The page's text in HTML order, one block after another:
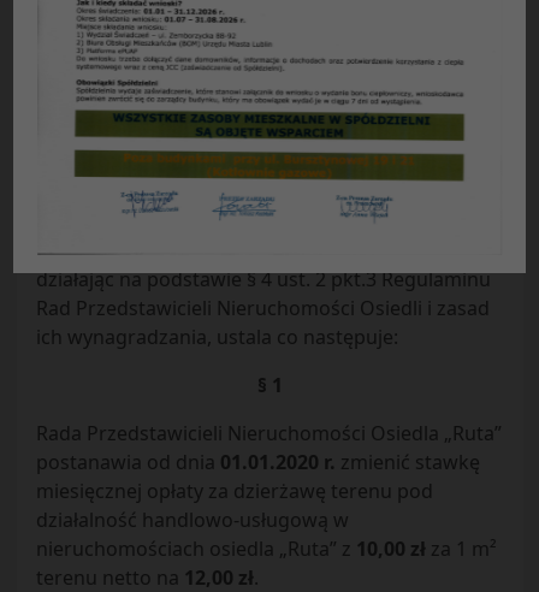
UCHWAŁA NR 34/2019
Rady Przedstawicieli Nieruchomości Osiedla „Ruta”
Spółdzielni Mieszkaniowej „CZUBY” w Lublinie
z dnia 21.11.2019 r.
w sprawie:zmiany opłaty za dzierżawę terenu w
osiedlu „Ruta”.
Rada Przedstawicieli Nieruchomości Osiedla „Ruta”
Spółdzielni Mieszkaniowej „CZUBY” w Lublinie,
działając na podstawie § 4 ust. 2 pkt.3 Regulaminu
Rad Przedstawicieli Nieruchomości Osiedli i zasad
ich wynagradzania, ustala co następuje:
§ 1
Rada Przedstawicieli Nieruchomości Osiedla „Ruta”
postanawia od dnia 01.01.2020 r. zmienić stawkę
miesięcznej opłaty za dzierżawę terenu pod
działalność handlowo-usługową w
nieruchomościach osiedla „Ruta” z 10,00 zł za 1 m²
terenu netto na 12,00 zł.